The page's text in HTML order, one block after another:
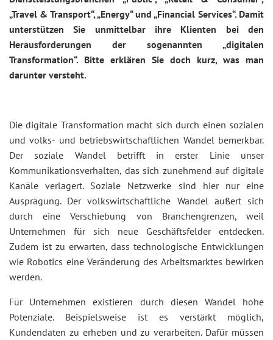
„Travel & Transport“, „Energy“ und „Financial Services“. Damit
unterstützen Sie unmittelbar ihre Klienten bei den
Herausforderungen der sogenannten „digitalen
Transformation“. Bitte erklären Sie doch kurz, was man
darunter versteht.
Die digitale Transformation macht sich durch einen sozialen
und volks- und betriebswirtschaftlichen Wandel bemerkbar.
Der soziale Wandel betrifft in erster Linie unser
Kommunikationsverhalten, das sich zunehmend auf digitale
Kanäle verlagert. Soziale Netzwerke sind hier nur eine
Ausprägung. Der volkswirtschaftliche Wandel äußert sich
durch eine Verschiebung von Branchengrenzen, weil
Unternehmen für sich neue Geschäftsfelder entdecken.
Zudem ist zu erwarten, dass technologische Entwicklungen
wie Robotics eine Veränderung des Arbeitsmarktes bewirken
werden.
Für Unternehmen existieren durch diesen Wandel hohe
Potenziale. Beispielsweise ist es verstärkt möglich,
Kundendaten zu erheben und zu verarbeiten. Dafür müssen